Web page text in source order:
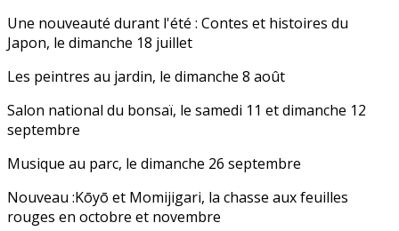
Une nouveauté durant l'été : Contes et histoires du
Japon, le dimanche 18 juillet
Les peintres au jardin, le dimanche 8 août
Salon national du bonsaï, le samedi 11 et dimanche 12
septembre
Musique au parc, le dimanche 26 septembre
Nouveau :Kōyō et Momijigari, la chasse aux feuilles
rouges en octobre et novembre